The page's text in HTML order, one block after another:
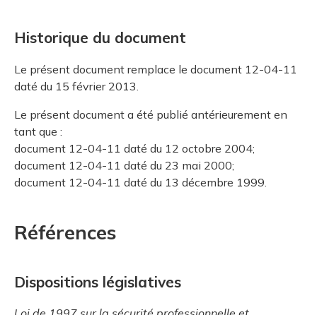
Historique du document
Le présent document remplace le document 12-04-11
daté du 15 février 2013.
Le présent document a été publié antérieurement en
tant que :
document 12-04-11 daté du 12 octobre 2004;
document 12-04-11 daté du 23 mai 2000;
document 12-04-11 daté du 13 décembre 1999.
Références
Dispositions législatives